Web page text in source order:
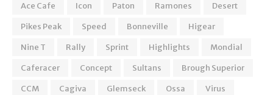
Ace Cafe
Icon Paton Ramones
Desert
Pikes Peak
Speed Bonneville
Higear
Nine T
Rally Sprint Highlights
Mondial
Caferacer
Concept Sultans
Brough Superior
CCM
Cagiva Glemseck Ossa
Virus